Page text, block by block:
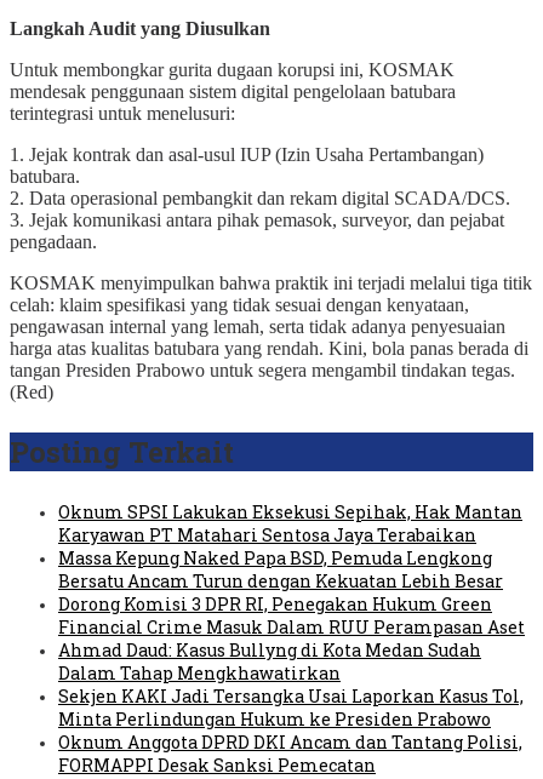
Langkah Audit yang Diusulkan
Untuk membongkar gurita dugaan korupsi ini, KOSMAK
mendesak penggunaan sistem digital pengelolaan batubara
terintegrasi untuk menelusuri:
1. Jejak kontrak dan asal-usul IUP (Izin Usaha Pertambangan)
batubara.
2. Data operasional pembangkit dan rekam digital SCADA/DCS.
3. Jejak komunikasi antara pihak pemasok, surveyor, dan pejabat
pengadaan.
KOSMAK menyimpulkan bahwa praktik ini terjadi melalui tiga titik
celah: klaim spesifikasi yang tidak sesuai dengan kenyataan,
pengawasan internal yang lemah, serta tidak adanya penyesuaian
harga atas kualitas batubara yang rendah. Kini, bola panas berada di
tangan Presiden Prabowo untuk segera mengambil tindakan tegas.
(Red)
Posting Terkait
Oknum SPSI Lakukan Eksekusi Sepihak, Hak Mantan
Karyawan PT Matahari Sentosa Jaya Terabaikan
Massa Kepung Naked Papa BSD, Pemuda Lengkong
Bersatu Ancam Turun dengan Kekuatan Lebih Besar
Dorong Komisi 3 DPR RI, Penegakan Hukum Green
Financial Crime Masuk Dalam RUU Perampasan Aset
Ahmad Daud: Kasus Bullyng di Kota Medan Sudah
Dalam Tahap Mengkhawatirkan
Sekjen KAKI Jadi Tersangka Usai Laporkan Kasus Tol,
Minta Perlindungan Hukum ke Presiden Prabowo
Oknum Anggota DPRD DKI Ancam dan Tantang Polisi,
FORMAPPI Desak Sanksi Pemecatan